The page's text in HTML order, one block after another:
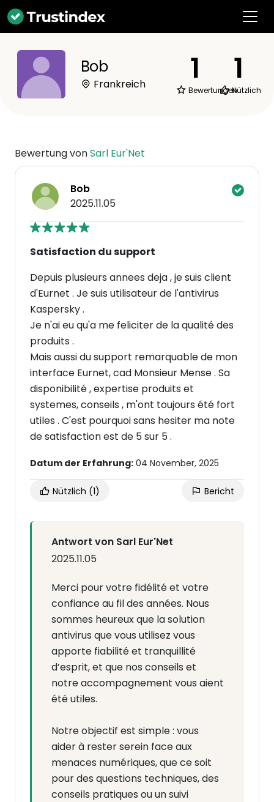
Bob
Frankreich 1
Bewertungen
1
Nützlich
Bewertung vonSarl Eur'Net
Bob
2025.11.05
Satisfaction du support
Depuis plusieurs annees deja , je suis client
d'Eurnet . Je suis utilisateur de l'antivirus
Kaspersky .
Je n'ai eu qu'a me feliciter de la qualité des
produits .
Mais aussi du support remarquable de mon
interface Eurnet, cad Monsieur Mense . Sa
disponibilité , expertise produits et
systemes, conseils , m'ont toujours été fort
utiles . C'est pourquoi sans hesiter ma note
de satisfaction est de 5 sur 5 .
Datum der Erfahrung: 04 November, 2025
Nützlich (1) Bericht
Antwort von Sarl Eur'Net
2025.11.05
Merci pour votre fidélité et votre
confiance au fil des années. Nous
sommes heureux que la solution
antivirus que vous utilisez vous
apporte fiabilité et tranquillité
d’esprit, et que nos conseils et
notre accompagnement vous aient
été utiles.
Notre objectif est simple : vous
aider à rester serein face aux
menaces numériques, que ce soit
pour des questions techniques, des
conseils pratiques ou un suivi